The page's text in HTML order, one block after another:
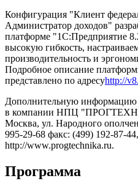
Конфигурация "Клиент
Администратор доходов"
платформе "1С:Предприятие
высокую гибкость,
производительность и
Подробное описание
представлено по адресуhttp://
Дополнительную информацию
в компании НПЦ
Москва, ул. Народного
995-29-68 факс: (499) 192-87-
http://www.progtechnika.ru.
Программа